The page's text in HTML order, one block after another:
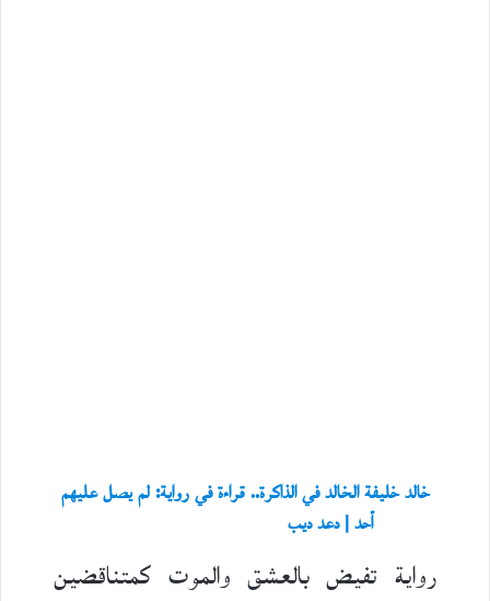
خالد خليفة الخالد في الذاكرة.. قراءة في رواية: لم يصل عليهم
أحد | دعد ديب
رواية تفيض بالعشق والموت كمتناقضين